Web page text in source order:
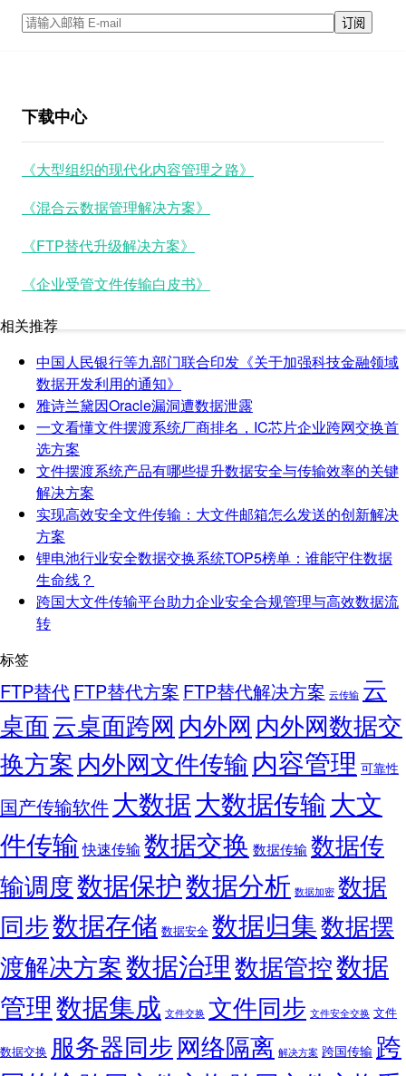
下载中心
《大型组织的现代化内容管理之路》
《混合云数据管理解决方案》
《FTP替代升级解决方案》
《企业受管文件传输白皮书》
相关推荐
中国人民银行等九部门联合印发《关于加强科技金融领域
数据开发利用的通知》
雅诗兰黛因Oracle漏洞遭数据泄露
一文看懂文件摆渡系统厂商排名，IC芯片企业跨网交换首
选方案
文件摆渡系统产品有哪些提升数据安全与传输效率的关键
解决方案
实现高效安全文件传输：大文件邮箱怎么发送的创新解决
方案
锂电池行业安全数据交换系统TOP5榜单：谁能守住数据
生命线？
跨国大文件传输平台助力企业安全合规管理与高效数据流
转
标签
FTP替代FTP替代方案 FTP替代解决方案 云传输 云
桌面云桌面跨网 内外网 内外网数据交
换方案内外网文件传输内容管理 可靠性
国产传输软件 大数据大数据传输大文
件传输 快速传输 数据交换 数据传输数据传
输调度数据保护数据分析 数据加密 数据
同步数据存储 数据安全 数据归集数据摆
渡解决方案数据治理数据管控数据
管理数据集成 文件交换 文件同步 文件安全交换 文件
数据交换 服务器同步网络隔离 解决方案 跨国传输 跨